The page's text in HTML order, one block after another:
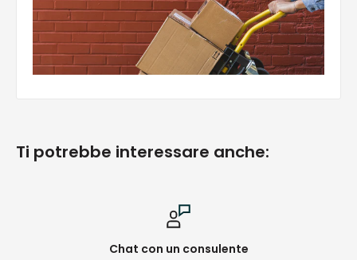
Ti potrebbe interessare anche:
Chat con un consulente